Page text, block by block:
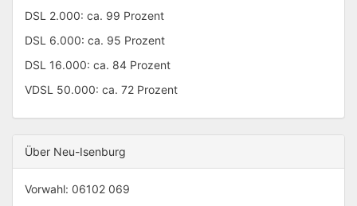
DSL 2.000: ca. 99 Prozent
DSL 6.000: ca. 95 Prozent
DSL 16.000: ca. 84 Prozent
VDSL 50.000: ca. 72 Prozent
Über Neu-Isenburg
Vorwahl: 06102 069